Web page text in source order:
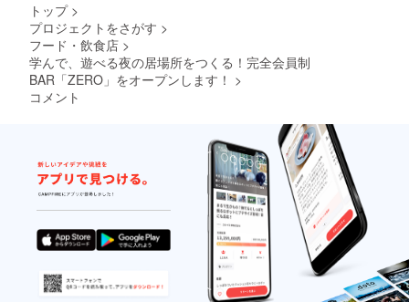
トップ >
プロジェクトをさがす >
フード・飲食店 >
学んで、遊べる夜の居場所をつくる！完全会員制
BAR「ZERO」をオープンします！ >
コメント